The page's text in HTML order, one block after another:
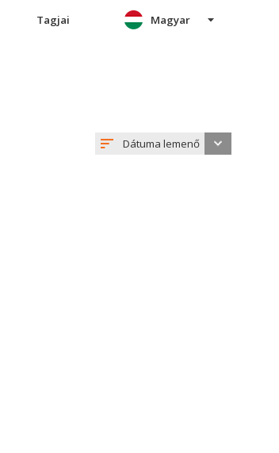
Tagjai Magyar
Dátuma lemenő